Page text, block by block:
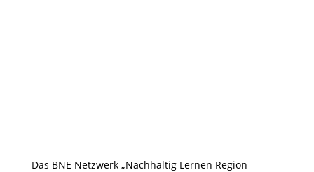
Das BNE Netzwerk „Nachhaltig Lernen Region